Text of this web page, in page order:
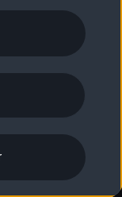
min bil av detta?